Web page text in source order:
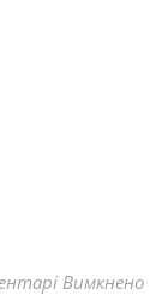
Вимкненодо